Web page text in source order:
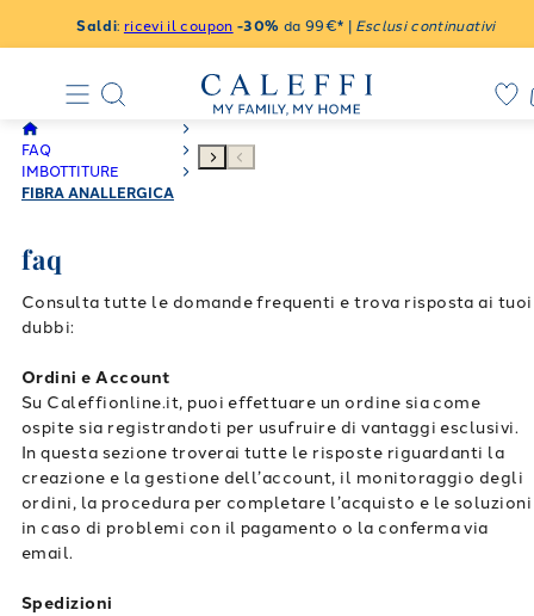
Saldi: ricevi il coupon -30% da 99€* | Esclusi continuativi
FAQ
IMBOTTITURE
FIBRA ANALLERGICA
faq
Consulta tutte le domande frequenti e trova risposta ai tuoi
dubbi:
Ordini e Account
Su Caleffionline.it, puoi effettuare un ordine sia come
ospite sia registrandoti per usufruire di vantaggi esclusivi.
In questa sezione troverai tutte le risposte riguardanti la
creazione e la gestione dell’account, il monitoraggio degli
ordini, la procedura per completare l’acquisto e le soluzioni
in caso di problemi con il pagamento o la conferma via
email.
Spedizioni